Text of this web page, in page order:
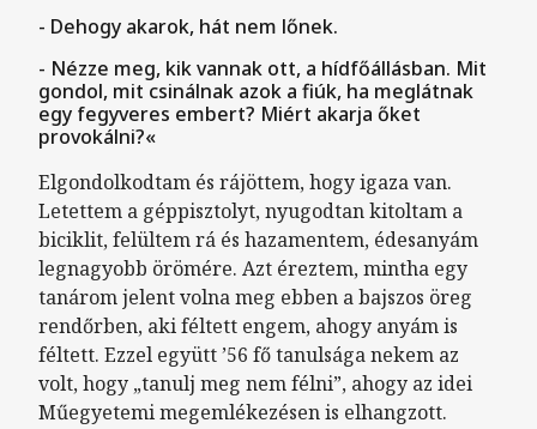
- Dehogy akarok, hát nem lőnek.
- Nézze meg, kik vannak ott, a hídfőállásban. Mit
gondol, mit csinálnak azok a fiúk, ha meglátnak
egy fegyveres embert? Miért akarja őket
provokálni?«
Elgondolkodtam és rájöttem, hogy igaza van.
Letettem a géppisztolyt, nyugodtan kitoltam a
biciklit, felültem rá és hazamentem, édesanyám
legnagyobb örömére. Azt éreztem, mintha egy
tanárom jelent volna meg ebben a bajszos öreg
rendőrben, aki féltett engem, ahogy anyám is
féltett. Ezzel együtt ’56 fő tanulsága nekem az
volt, hogy „tanulj meg nem félni”, ahogy az idei
Műegyetemi megemlékezésen is elhangzott.